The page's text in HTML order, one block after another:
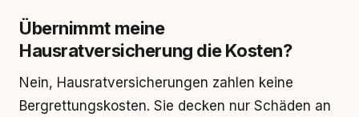
Übernimmt meine
Hausratversicherung die Kosten?
Nein, Hausratversicherungen zahlen keine
Bergrettungskosten. Sie decken nur Schäden an